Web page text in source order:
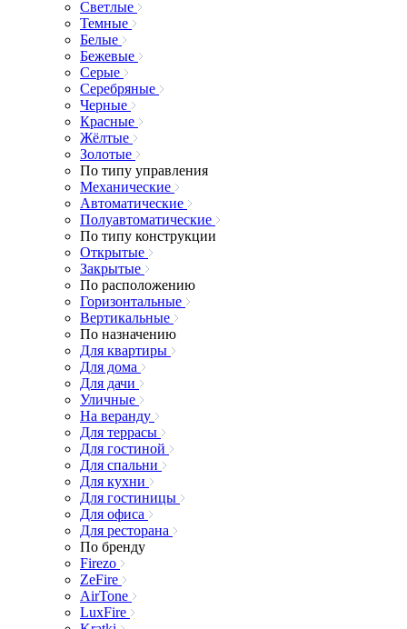
Светлые
Темные
Белые
Бежевые
Серые
Серебряные
Черные
Красные
Жёлтые
Золотые
По типу управления
Механические
Автоматические
Полуавтоматические
По типу конструкции
Открытые
Закрытые
По расположению
Горизонтальные
Вертикальные
По назначению
Для квартиры
Для дома
Для дачи
Уличные
На веранду
Для террасы
Для гостиной
Для спальни
Для кухни
Для гостиницы
Для офиса
Для ресторана
По бренду
Firezo
ZeFire
AirTone
LuxFire